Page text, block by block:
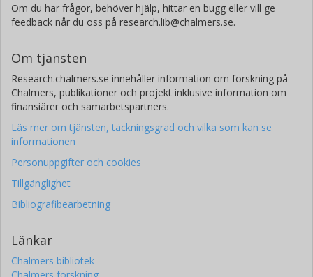
Om du har frågor, behöver hjälp, hittar en bugg eller vill ge
feedback når du oss på research.lib@chalmers.se.
Om tjänsten
Research.chalmers.se innehåller information om forskning på
Chalmers, publikationer och projekt inklusive information om
finansiärer och samarbetspartners.
Läs mer om tjänsten, täckningsgrad och vilka som kan se
informationen
Personuppgifter och cookies
Tillgänglighet
Bibliografibearbetning
Länkar
Chalmers bibliotek